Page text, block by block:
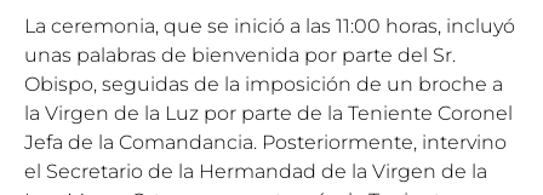
La ceremonia, que se inició a las 11:00 horas, incluyó
unas palabras de bienvenida por parte del Sr.
Obispo, seguidas de la imposición de un broche a
la Virgen de la Luz por parte de la Teniente Coronel
Jefa de la Comandancia. Posteriormente, intervino
el Secretario de la Hermandad de la Virgen de la